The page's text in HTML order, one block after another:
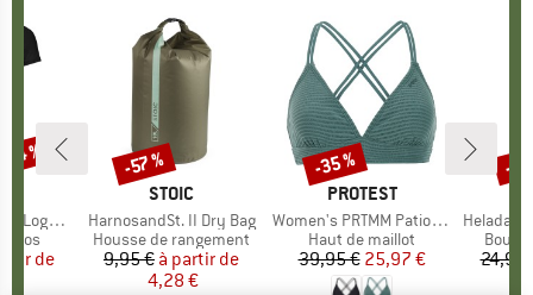
T-Shirt
réduit
de
%
MARQUE
STOIC
Article
HarnosandSt. II Dry Bag
Product group
Housse de rangement
Prix
9,95 € Prix réduit
à partir de
4,28 €
Remise
-57 %
MARQUE
PROTEST
Article
Women's PRTMM Patio Triangle
Product group
Haut de maillot
Prix
39,95 € Prix réduit
25,97 €
Remise
-35 %
Article
HeladagenSt.
24,95
-